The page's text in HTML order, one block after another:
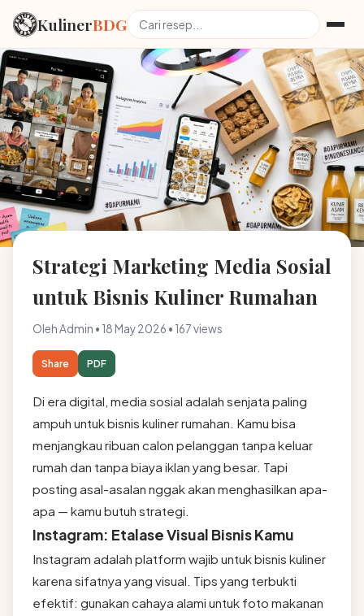
KulinerBDG
Strategi Marketing Media Sosial
untuk Bisnis Kuliner Rumahan
Oleh Admin • 18 May 2026 • 167 views
Share PDF
Di era digital, media sosial adalah senjata paling
ampuh untuk bisnis kuliner rumahan. Kamu bisa
menjangkau ribuan calon pelanggan tanpa keluar
rumah dan tanpa biaya iklan yang besar. Tapi
posting asal-asalan nggak akan menghasilkan apa-
apa — kamu butuh strategi.
Instagram: Etalase Visual Bisnis Kamu
Instagram adalah platform wajib untuk bisnis kuliner
karena sifatnya yang visual. Tips yang terbukti
efektif: gunakan cahaya alami untuk foto makanan